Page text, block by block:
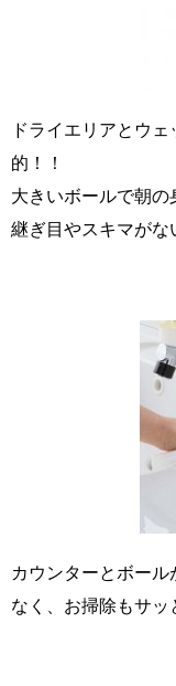
ドライエリアとウ
的！！
大きいボールで朝の
継ぎ目やスキマが
カウンターとボー
なく、お掃除もサッ